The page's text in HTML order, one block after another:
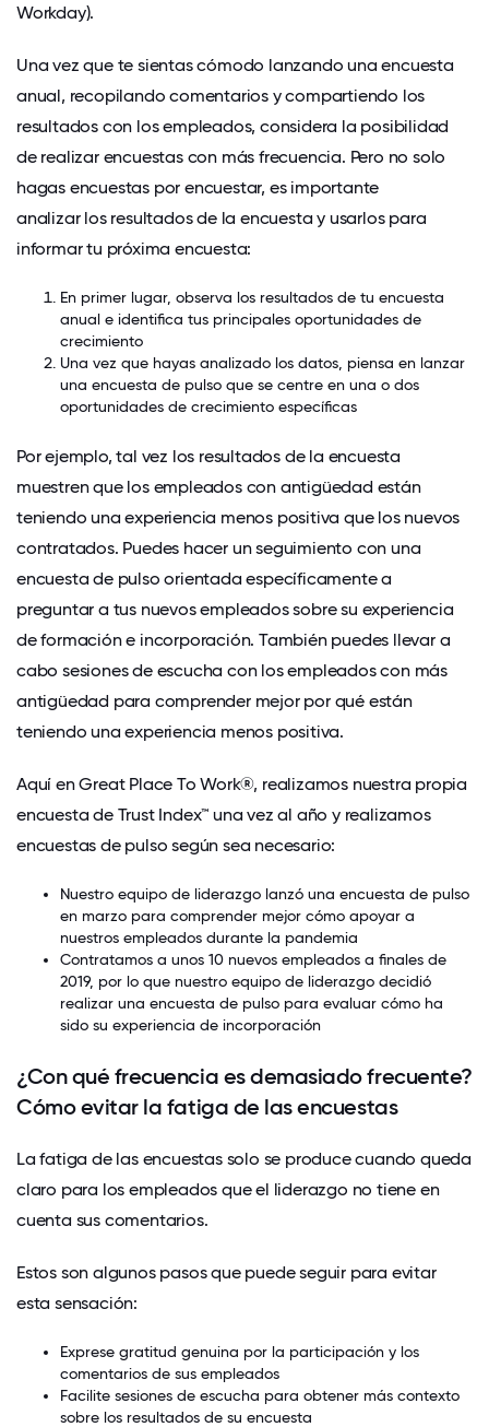
Workday).
Una vez que te sientas cómodo lanzando una encuesta
anual, recopilando comentarios y compartiendo los
resultados con los empleados, considera la posibilidad
de realizar encuestas con más frecuencia. Pero no solo
hagas encuestas por encuestar, es importante
analizar los resultados de la encuesta y usarlos para
informar tu próxima encuesta:
En primer lugar, observa los resultados de tu encuesta
anual e identifica tus principales oportunidades de
crecimiento
Una vez que hayas analizado los datos, piensa en lanzar
una encuesta de pulso que se centre en una o dos
oportunidades de crecimiento específicas
Por ejemplo, tal vez los resultados de la encuesta
muestren que los empleados con antigüedad están
teniendo una experiencia menos positiva que los nuevos
contratados. Puedes hacer un seguimiento con una
encuesta de pulso orientada específicamente a
preguntar a tus nuevos empleados sobre su experiencia
de formación e incorporación. También puedes llevar a
cabo sesiones de escucha con los empleados con más
antigüedad para comprender mejor por qué están
teniendo una experiencia menos positiva.
Aquí en Great Place To Work®, realizamos nuestra propia
encuesta de Trust Index™ una vez al año y realizamos
encuestas de pulso según sea necesario:
Nuestro equipo de liderazgo lanzó una encuesta de pulso
en marzo para comprender mejor cómo apoyar a
nuestros empleados durante la pandemia
Contratamos a unos 10 nuevos empleados a finales de
2019, por lo que nuestro equipo de liderazgo decidió
realizar una encuesta de pulso para evaluar cómo ha
sido su experiencia de incorporación
¿Con qué frecuencia es demasiado frecuente?
Cómo evitar la fatiga de las encuestas
La fatiga de las encuestas solo se produce cuando queda
claro para los empleados que el liderazgo no tiene en
cuenta sus comentarios.
Estos son algunos pasos que puede seguir para evitar
esta sensación:
Exprese gratitud genuina por la participación y los
comentarios de sus empleados
Facilite sesiones de escucha para obtener más contexto
sobre los resultados de su encuesta